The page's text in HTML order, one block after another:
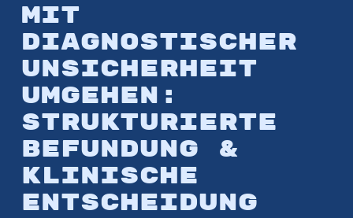
Mit
diagnostischer
Unsicherheit
umgehen:
Strukturierte
Befundung &
klinische
Entscheidung